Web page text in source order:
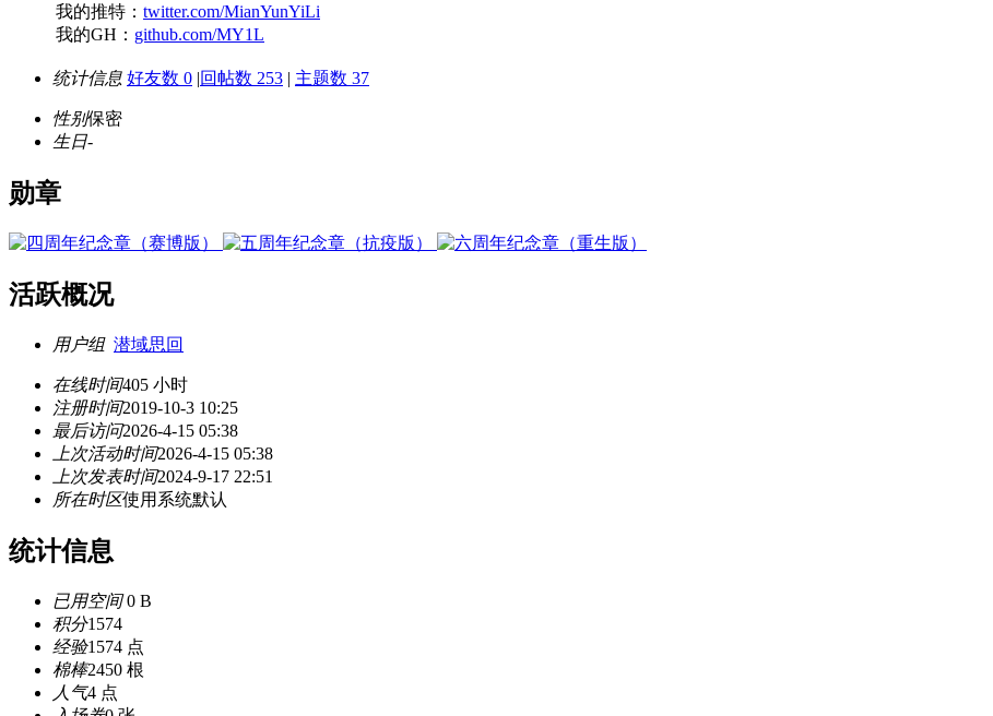
我的推特： twitter.com/MianYunYiLi
我的GH： github.com/MY1L
统计信息 好友数 0 |回帖数 253 | 主题数 37
性别保密
生日-
勋章
活跃概况
用户组 潜域思回
在线时间405 小时
注册时间2019-10-3 10:25
最后访问2026-4-15 05:38
上次活动时间2026-4-15 05:38
上次发表时间2024-9-17 22:51
所在时区使用系统默认
统计信息
已用空间0 B
积分1574
经验1574 点
棉棒2450 根
人气4 点